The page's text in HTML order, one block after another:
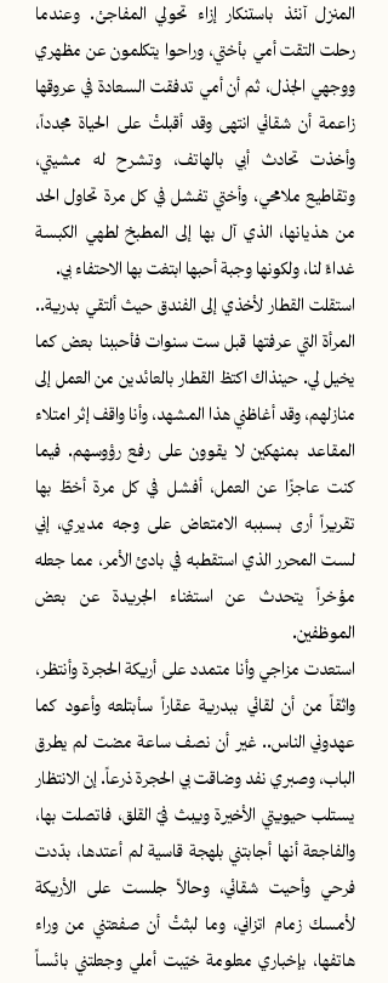
المنزل آنئذ باستنكار إزاء تحولي المفاجئ. وعندما
رحلت التقت أمي بأختي، وراحوا يتكلمون عن مظهري
ووجهي الجذل، ثم أن أمي تدفقت السعادة في عروقها
زاعمة أن شقائي انتهى وقد أقبلتْ على الحياة مجدداً،
وأخذت تحادث أبي بالهاتف، وتشرح له مشيتي،
وتقاطيع ملامحي، وأختي تفشل في كل مرة تحاول الحد
من هذيانها، الذي آل بها إلى المطبخ لطهي الكبسة
غداءً لنا، ولكونها وجبة أحبها ابتغت بها الاحتفاء بي.
استقلت القطار لأخذي إلى الفندق حيث ألتقي بدرية..
المرأة التي عرفتها قبل ست سنوات فأحببنا بعض كما
يخيل لي. حينذاك اكتظ القطار بالعائدين من العمل إلى
منازلهم، وقد أغاظني هذا المشهد، وأنا واقف إثر امتلاء
المقاعد بمنهكين لا يقوون على رفع رؤوسهم. فيما
كنت عاجزًا عن العمل، أفشل في كل مرة أخطّ بها
تقريراً أرى بسببه الامتعاض على وجه مديري، إني
لست المحرر الذي استقطبه في بادئ الأمر، مما جعله
مؤخراً يتحدث عن استغناء الجريدة عن بعض
الموظفين.
استعدت مزاجي وأنا متمدد على أريكة الحجرة وأنتظر،
واثقاً من أن لقائي ببدرية عقاراً سأبتلعه وأعود كما
عهدوني الناس.. غير أن نصف ساعة مضت لم يطرق
الباب، وصبري نفد وضاقت بي الحجرة ذرعاً. إن الانتظار
يستلب حيويتي الأخيرة ويبث فيّ القلق، فاتصلت بها،
والفاجعة أنها أجابتني بلهجة قاسية لم أعتدها، بدّدت
فرحي وأحيت شقائي، وحالاً جلست على الأريكة
لأمسك زمام اتزاني، وما لبثتْ أن صفعتني من وراء
هاتفها، بإخباري معلومة خيّبت أملي وجعلتني بائساً